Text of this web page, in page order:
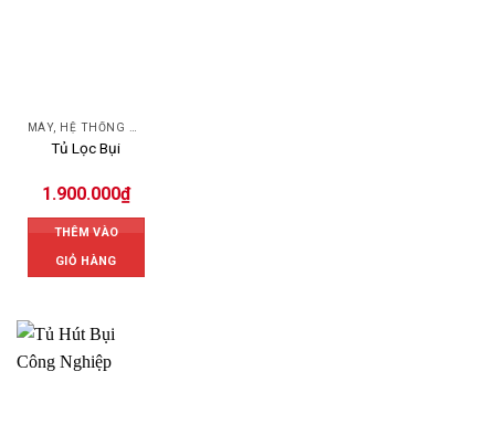
MÁY, HỆ THỐNG HÚT LỌC BỤI
Tủ Lọc Bụi
1.900.000₫
THÊM VÀO
GIỎ HÀNG